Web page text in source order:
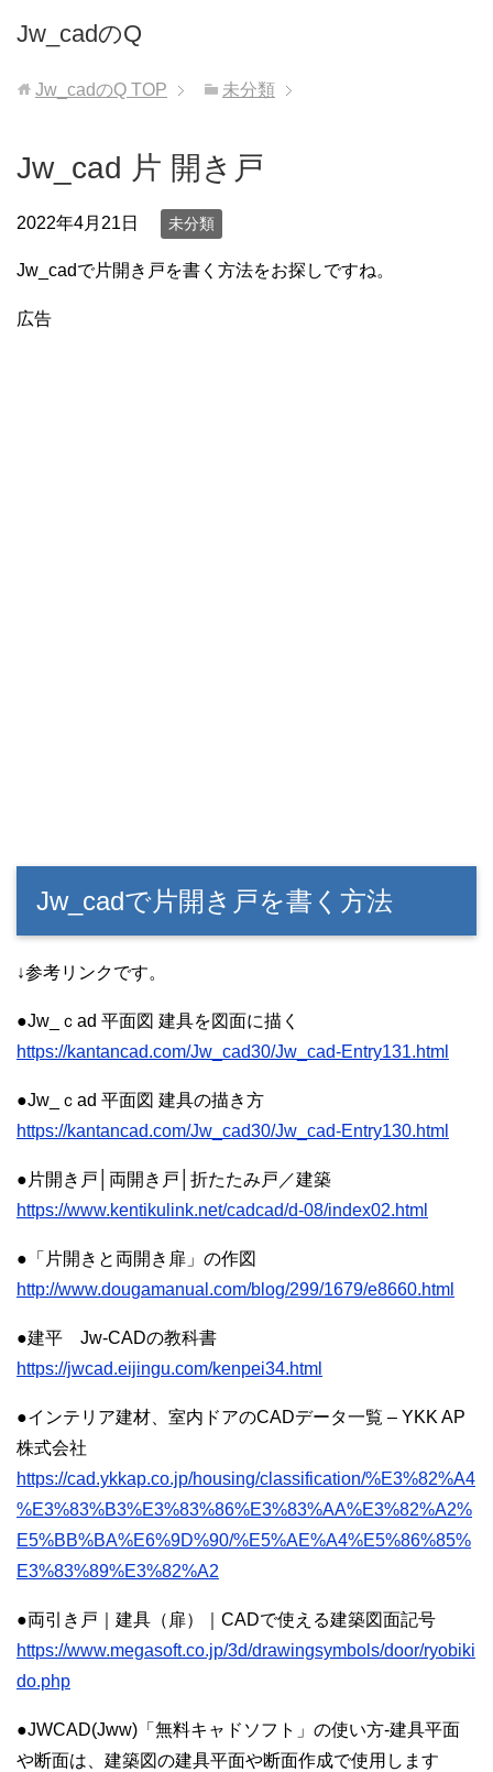
Jw_cadのQ
Jw_cadのQ TOP 未分類
Jw_cad 片 開き戸
2022年4月21日 未分類
Jw_cadで片開き戸を書く方法をお探しですね。
広告
Jw_cadで片開き戸を書く方法
↓参考リンクです。
●Jw_ｃad 平面図 建具を図面に描く
https://kantancad.com/Jw_cad30/Jw_cad-Entry131.html
●Jw_ｃad 平面図 建具の描き方
https://kantancad.com/Jw_cad30/Jw_cad-Entry130.html
●片開き戸│両開き戸│折たたみ戸／建築
https://www.kentikulink.net/cadcad/d-08/index02.html
●「片開きと両開き扉」の作図
http://www.dougamanual.com/blog/299/1679/e8660.html
●建平 Jw-CADの教科書
https://jwcad.eijingu.com/kenpei34.html
●インテリア建材、室内ドアのCADデータ一覧 – YKK AP
株式会社
https://cad.ykkap.co.jp/housing/classification/%E3%82%A4
%E3%83%B3%E3%83%86%E3%83%AA%E3%82%A2%
E5%BB%BA%E6%9D%90/%E5%AE%A4%E5%86%85%
E3%83%89%E3%82%A2
●両引き戸｜建具（扉）｜CADで使える建築図面記号
https://www.megasoft.co.jp/3d/drawingsymbols/door/ryobiki
do.php
●JWCAD(Jww)「無料キャドソフト」の使い方-建具平面
や断面は、建築図の建具平面や断面作成で使用します